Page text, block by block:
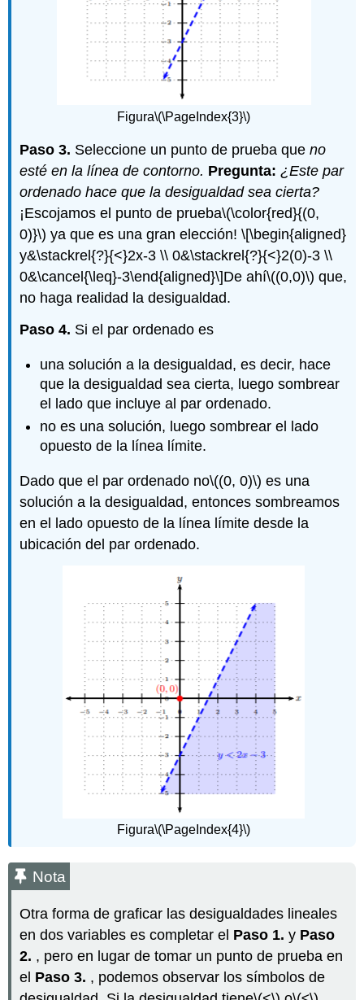
Figura\(\PageIndex{3}\)
Paso 3. Seleccione un punto de prueba queno
esté en la línea de contorno. Pregunta: ¿Este par
ordenado hace que la desigualdad sea cierta?
¡Escojamos el punto de prueba\(\color{red}{(0,
0)}\) ya que es una gran elección!\[\begin{aligned}
y&\stackrel{?}{<}2x-3 \\ 0&\stackrel{?}{<}2(0)-3 \\
0&\cancel{\leq}-3\end{aligned}\]De ahí\((0,0)\) que,
no haga realidad la desigualdad.
Paso 4. Si el par ordenado es
una solución a la desigualdad, es decir, hace
que la desigualdad sea cierta, luego sombrear
el lado que incluye al par ordenado.
no es una solución, luego sombrear el lado
opuesto de la línea límite.
Dado que el par ordenado no\((0, 0)\) es una
solución a la desigualdad, entonces sombreamos
en el lado opuesto de la línea límite desde la
ubicación del par ordenado.
Figura\(\PageIndex{4}\)
Nota
Otra forma de graficar las desigualdades lineales
en dos variables es completar el Paso 1.y Paso
2. , pero en lugar de tomar un punto de prueba en
el Paso 3. , podemos observar los símbolos de